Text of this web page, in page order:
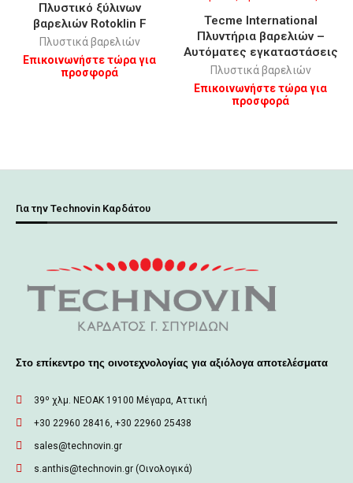
Πλυστικό ξύλινων
βαρελιών Rotoklin F
Πλυστικά βαρελιών
Επικοινωνήστε τώρα για
προσφορά
Tecme International
Πλυντήρια βαρελιών –
Aυτόματες εγκαταστάσεις
Πλυστικά βαρελιών
Επικοινωνήστε τώρα για
προσφορά
Για την Technovin Καρδάτου
Στο επίκεντρο της οινοτεχνολογίας για αξιόλογα αποτελέσματα
39º χλμ. ΝΕΟΑΚ 19100 Mέγαρα, Αττική
+30 22960 28416, +30 22960 25438
sales@technovin.gr
s.anthis@technovin.gr (Οινολογικά)